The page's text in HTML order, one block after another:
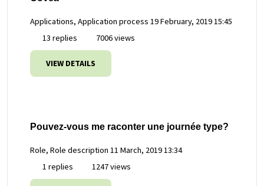
Applications, Application process 19 February, 2019 15:45
13 replies
7006 views
VIEW DETAILS
Pouvez-vous me raconter une journée type?
Role, Role description 11 March, 2019 13:34
1 replies
1247 views